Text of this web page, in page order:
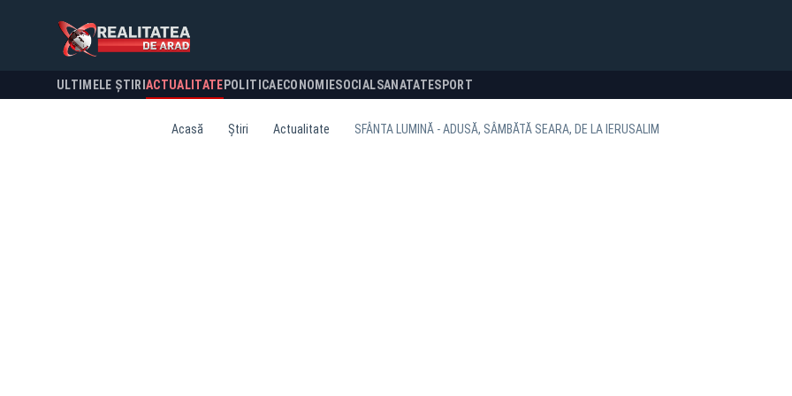
ULTIMELE ȘTIRI ACTUALITATE POLITICA ECONOMIESOCIALSANATATESPORT
Acasă Știri Actualitate SFÂNTA LUMINĂ - ADUSĂ, SÂMBĂTĂ SEARA, DE LA IERUSALIM